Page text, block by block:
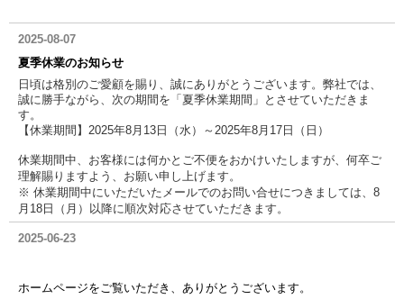
2025-08-07
夏季休業のお知らせ
日頃は格別のご愛顧を賜り、誠にありがとうございます。弊社では、
誠に勝手ながら、次の期間を「夏季休業期間」とさせていただきま
す。
【休業期間】2025年8月13日（水）～2025年8月17日（日）
休業期間中、お客様には何かとご不便をおかけいたしますが、何卒ご
理解賜りますよう、お願い申し上げます。
※ 休業期間中にいただいたメールでのお問い合せにつきましては、8
月18日（月）以降に順次対応させていただきます。
2025-06-23
ホームページをご覧いただき、ありがとうございます。